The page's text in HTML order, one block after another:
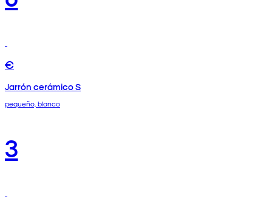
€
Jarrón cerámico S
pequeño, blanco
3